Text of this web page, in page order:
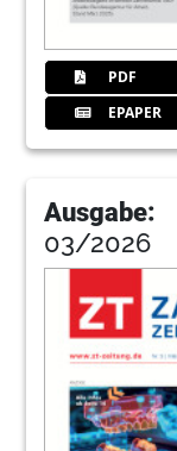
PDF
EPAPER
Ausgabe:
03/2026